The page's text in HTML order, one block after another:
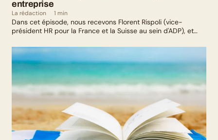
entreprise
La rédaction 1 min
Dans cet épisode, nous recevons Florent Rispoli (vice-
président HR pour la France et la Suisse au sein d'ADP), et
leurs parcours de parents LGBTQ+.